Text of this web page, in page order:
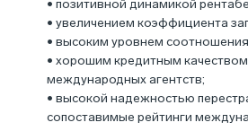
• позитивной динамикой
• увеличением коэффициента
• высоким уровнем соотношения
• хорошим кредитным
международных агентств;
• высокой надежностью
сопоставимые рейтинги